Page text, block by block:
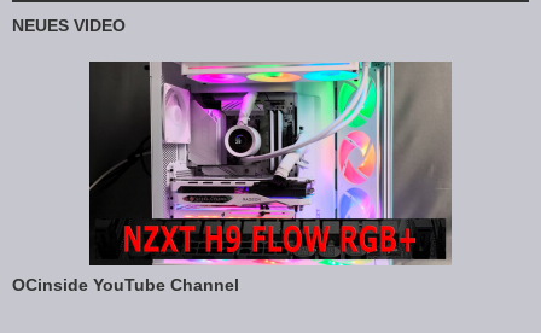
NEUES VIDEO
OCinside YouTube Channel